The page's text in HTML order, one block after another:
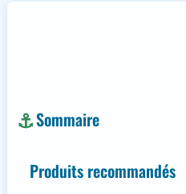
Sommaire
Produits recommandés